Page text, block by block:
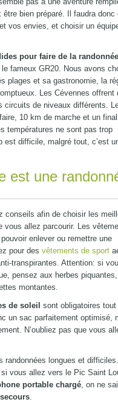
bien préparé. Il faudra donc
vos envies, et choisir un
pour faire de la randonnée
fameux GR20. Nous avons
plages et sa gastronomie, la
Les Cévennes offrent
circuits de niveaux différents.
10 km de marche et un final
températures ne sont pas trop
est difficile, malgré tout, c’est
est une
conseils afin de choisir les
vous allez parcourir. Les
enlever ou remettre une
pour des vêtements de sport
transpirantes. Attention: si
pensez aux herbes
montantes.
de soleil sont obligatoires tout
un sac parfaitement optimisé,
N’oubliez pas que vous
randonnées longues et
vous allez vers le Pic Saint
portable chargé, on ne
.